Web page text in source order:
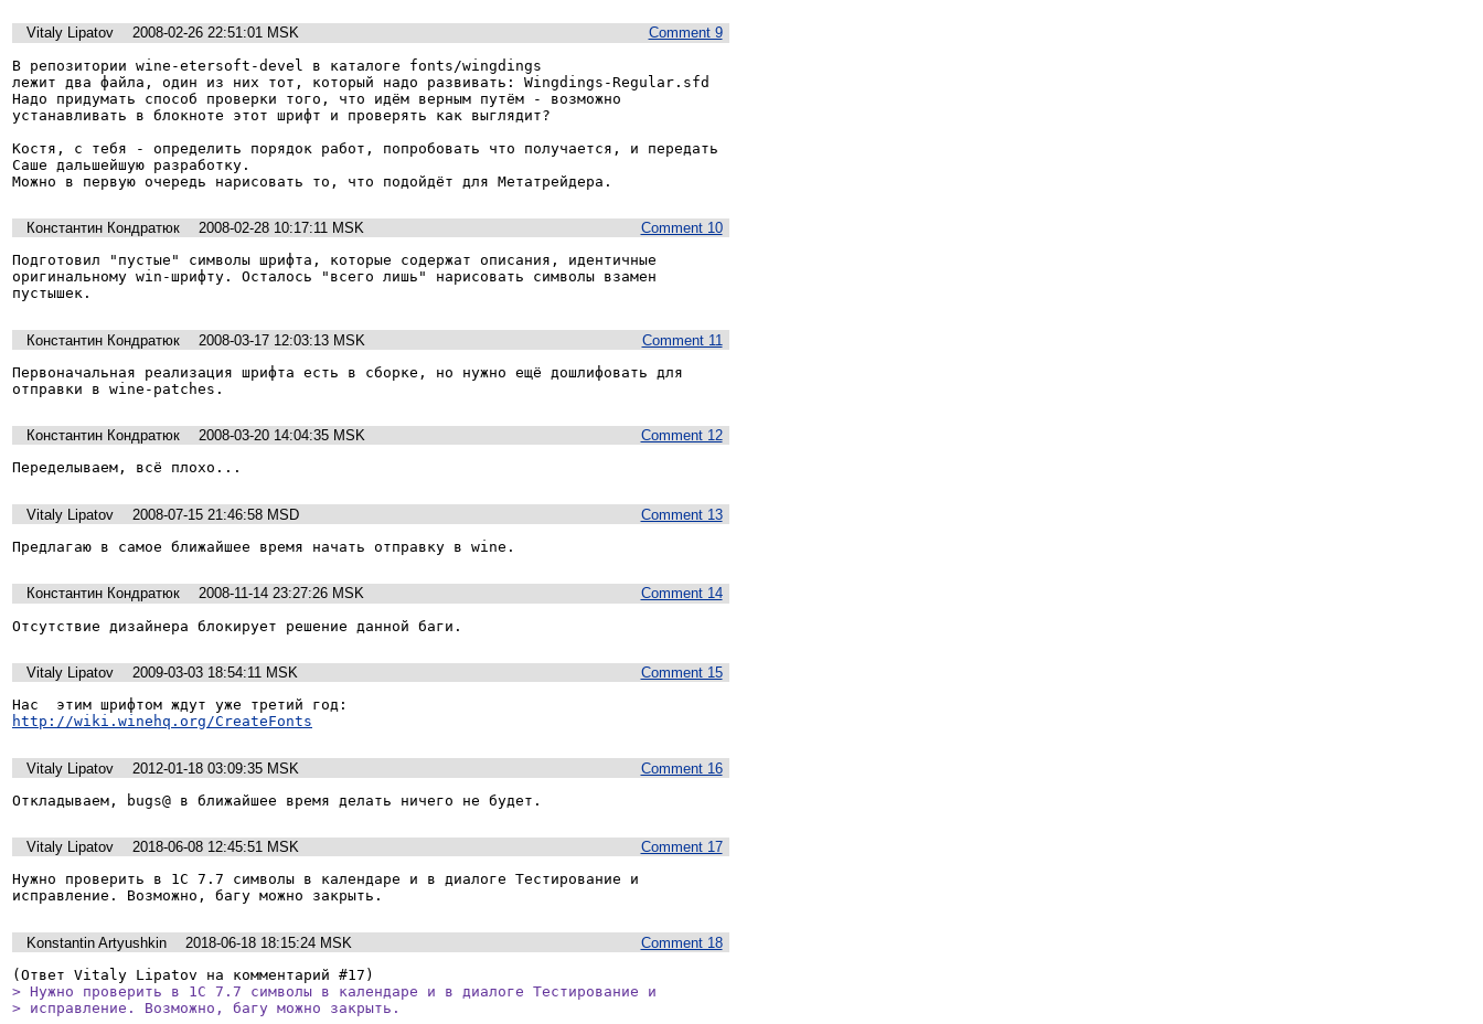
Comment 9
Vitaly Lipatov
2008-02-26 22:51:01 MSK
В репозитории wine-etersoft-devel в каталоге fonts/wingdings
лежит два файла, один из них тот, который надо развивать: Wingdings-Regular.sfd
Надо придумать способ проверки того, что идём верным путём - возможно
устанавливать в блокноте этот шрифт и проверять как выглядит?
Костя, с тебя - определить порядок работ, попробовать что получается, и передать
Саше дальшейшую разработку.
Можно в первую очередь нарисовать то, что подойдёт для Метатрейдера.
Comment 10
Константин Кондратюк
2008-02-28 10:17:11 MSK
Подготовил "пустые" символы шрифта, которые содержат описания, идентичные
оригинальному win-шрифту. Осталось "всего лишь" нарисовать символы взамен
пустышек.
Comment 11
Константин Кондратюк
2008-03-17 12:03:13 MSK
Первоначальная реализация шрифта есть в сборке, но нужно ещё дошлифовать для
отправки в wine-patches.
Comment 12
Константин Кондратюк
2008-03-20 14:04:35 MSK
Переделываем, всё плохо...
Comment 13
Vitaly Lipatov
2008-07-15 21:46:58 MSD
Предлагаю в самое ближайшее время начать отправку в wine.
Comment 14
Константин Кондратюк
2008-11-14 23:27:26 MSK
Отсутствие дизайнера блокирует решение данной баги.
Comment 15
Vitaly Lipatov
2009-03-03 18:54:11 MSK
http://wiki.winehq.org/CreateFonts
Comment 16
Vitaly Lipatov
2012-01-18 03:09:35 MSK
Откладываем, bugs@ в ближайшее время делать ничего не будет.
Comment 17
Vitaly Lipatov
2018-06-08 12:45:51 MSK
Нужно проверить в 1С 7.7 символы в календаре и в диалоге Тестирование и
исправление. Возможно, багу можно закрыть.
Comment 18
Konstantin Artyushkin
2018-06-18 18:15:24 MSK
> Нужно проверить в 1С 7.7 символы в календаре и в диалоге Тестирование и
> исправление. Возможно, багу можно закрыть.